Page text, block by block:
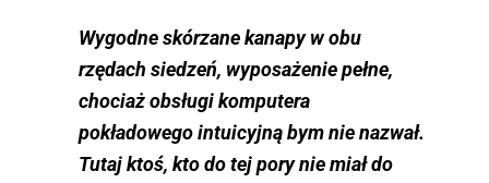
Wygodne skórzane kanapy w obu
rzędach siedzeń, wyposażenie pełne,
chociaż obsługi komputera
pokładowego intuicyjną bym nie nazwał.
Tutaj ktoś, kto do tej pory nie miał do